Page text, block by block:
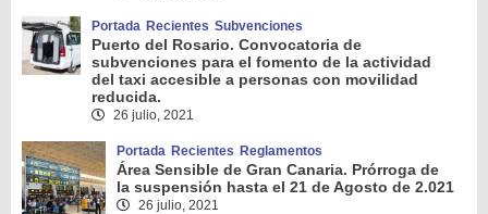
Portada Recientes Subvenciones
Puerto del Rosario. Convocatoria de
subvenciones para el fomento de la actividad
del taxi accesible a personas con movilidad
reducida.
26 julio, 2021
Portada Recientes Reglamentos
Área Sensible de Gran Canaria. Prórroga de
la suspensión hasta el 21 de Agosto de 2.021
26 julio, 2021